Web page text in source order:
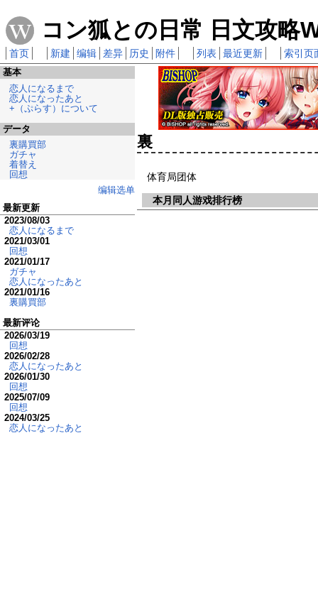
コン狐との日常 日文攻略
首页 新建 编辑 差异 历史 附件 列表 最近更新 索引页
裏
体育局团体
本月同人游戏排行榜
基本
恋人になるまで
恋人になったあと
+（ぷらす）について
データ
裏購買部
ガチャ
着替え
回想
编辑选单
最新更新
2023/08/03
恋人になるまで
2021/03/01
回想
2021/01/17
ガチャ
恋人になったあと
2021/01/16
裏購買部
最新评论
2026/03/19
回想
2026/02/28
恋人になったあと
2026/01/30
回想
2025/07/09
回想
2024/03/25
恋人になったあと